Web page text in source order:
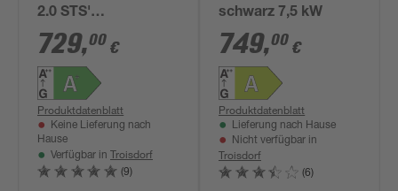
2.0 STS'
Stahl/Sandstein 6,7
kW
729,00 €
Produktdatenblatt
Keine Lieferung nach
Hause
Verfügbar in Troisdorf
(9)
schwarz 7,5 kW
749,00 €
Produktdatenblatt
Lieferung nach Hause
Nicht verfügbar in
Troisdorf
(6)